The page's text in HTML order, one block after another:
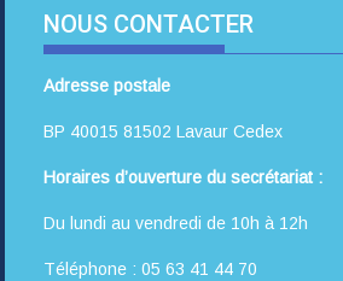
NOUS CONTACTER
Adresse postale
BP 40015 81502 Lavaur Cedex
Horaires d’ouverture du secrétariat :
Du lundi au vendredi de 10h à 12h
Téléphone : 05 63 41 44 70